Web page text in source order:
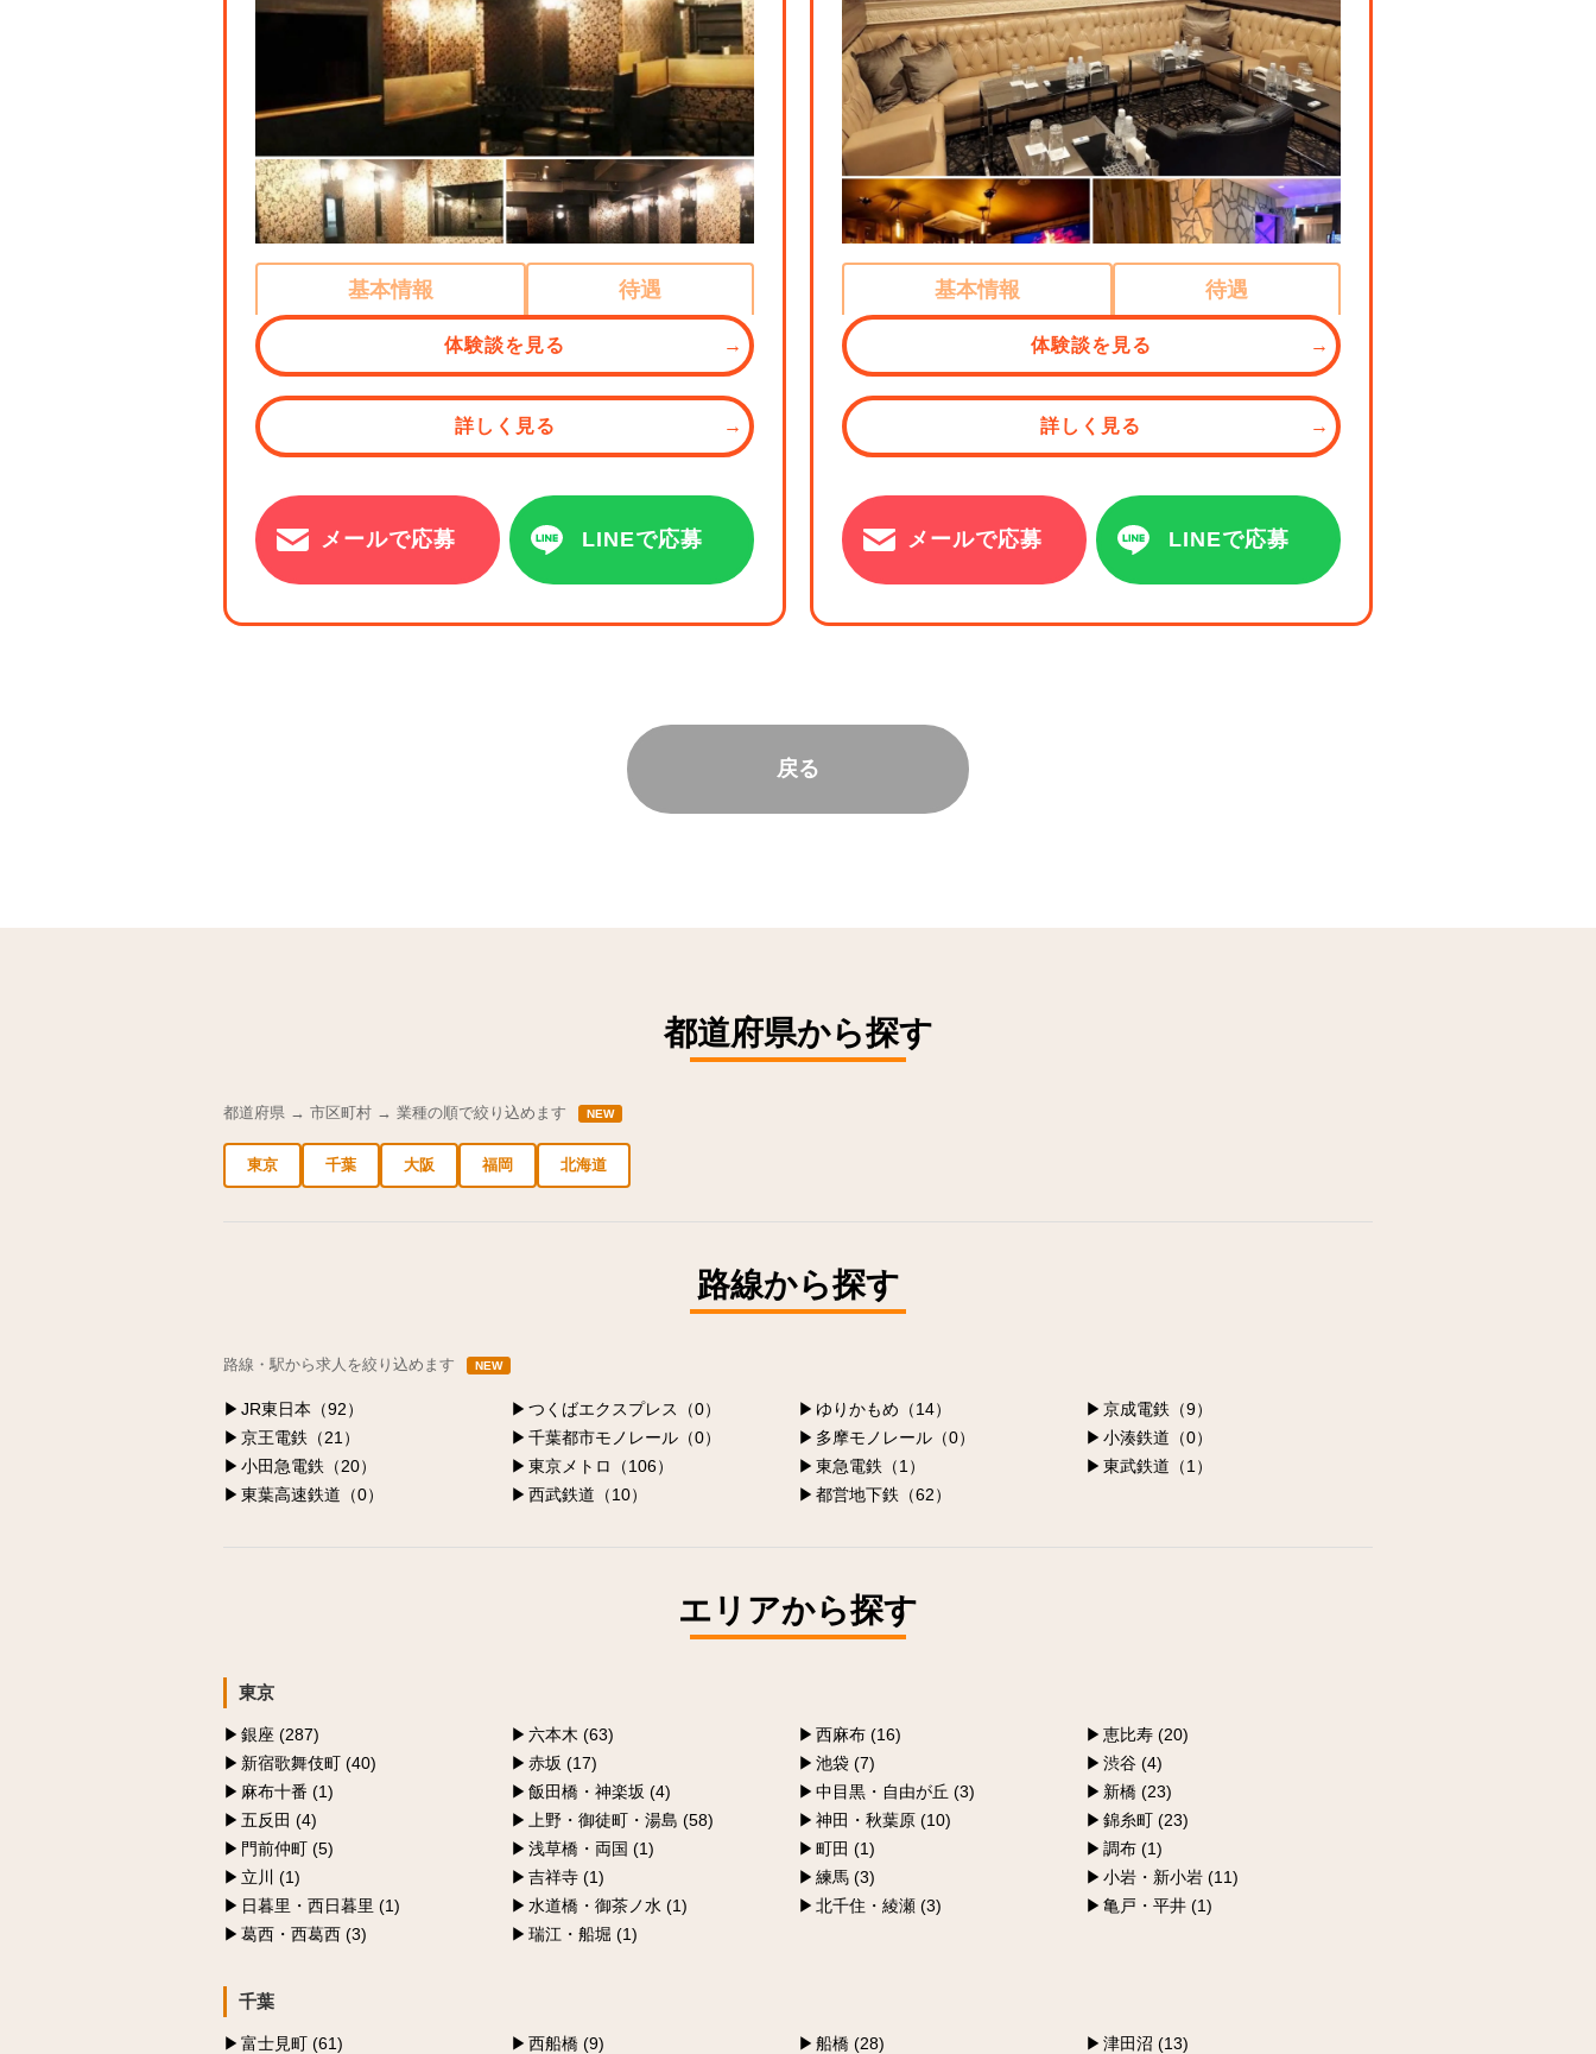
基本情報 待遇
体験談を見る
詳しく見る
メールで応募 LINEで応募
基本情報 待遇
体験談を見る
詳しく見る
メールで応募 LINEで応募
戻る
都道府県から探す
都道府県 → 市区町村 → 業種の順で絞り込めます NEW
東京 千葉 大阪 福岡 北海道
路線から探す
路線・駅から求人を絞り込めます NEW
JR東日本（92） つくばエクスプレス（0） ゆりかもめ（14）
京成電鉄（9）
京王電鉄（21）
千葉都市モノレール（0） 多摩モノレール（0）
小湊鉄道（0）
小田急電鉄（20）
東京メトロ（106） 東急電鉄（1）
東武鉄道（1）
東葉高速鉄道（0）
西武鉄道（10） 都営地下鉄（62）
エリアから探す
東京
銀座 (287) 六本木 (63) 西麻布 (16)
恵比寿 (20)
新宿歌舞伎町 (40)
赤坂 (17) 池袋 (7)
渋谷 (4)
麻布十番 (1)
飯田橋・神楽坂 (4) 中目黒・自由が丘 (3)
新橋 (23)
五反田 (4)
上野・御徒町・湯島 (58) 神田・秋葉原 (10)
錦糸町 (23)
門前仲町 (5)
浅草橋・両国 (1) 町田 (1)
調布 (1)
立川 (1)
吉祥寺 (1) 練馬 (3)
小岩・新小岩 (11)
日暮里・西日暮里 (1)
水道橋・御茶ノ水 (1) 北千住・綾瀬 (3)
亀戸・平井 (1)
葛西・西葛西 (3)
瑞江・船堀 (1)
千葉
富士見町 (61) 西船橋 (9) 船橋 (28) 津田沼 (13)